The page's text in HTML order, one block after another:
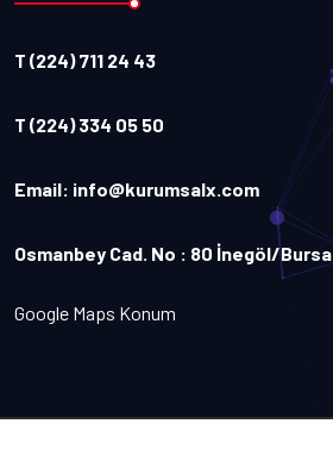
T (224) 711 24 43
T (224) 334 05 50
Email: info@kurumsalx.com
Osmanbey Cad. No : 80 İnegöl/Bursa
Google Maps Konum